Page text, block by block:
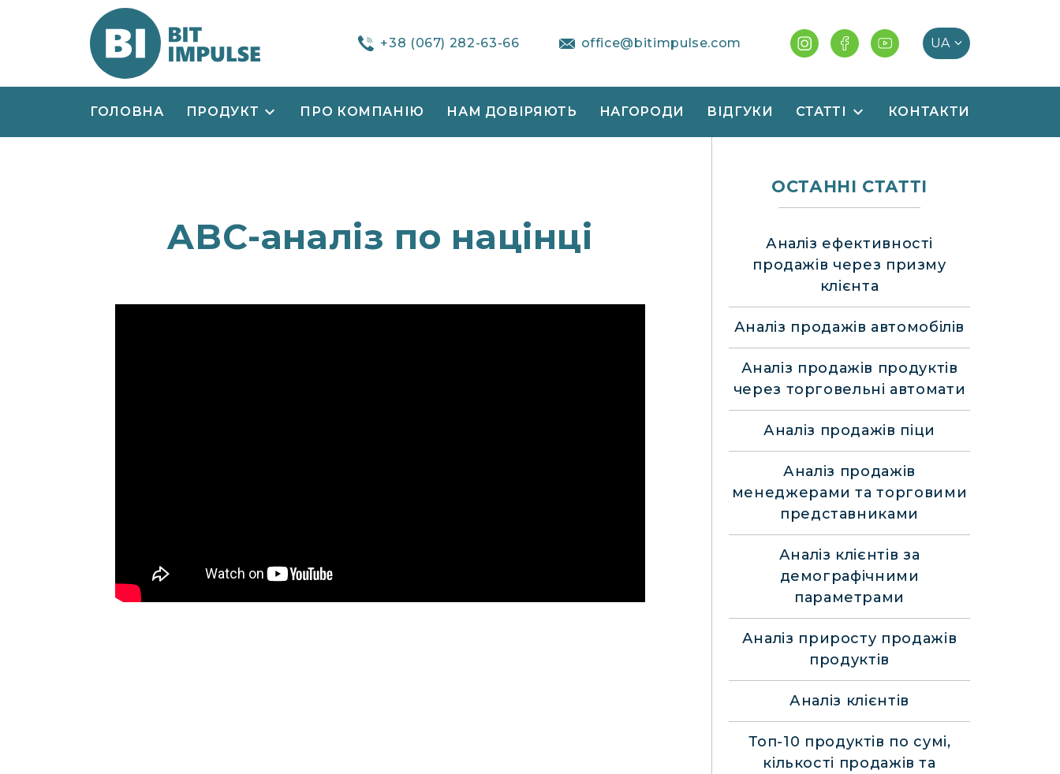
+38 (067) 282-63-66 office@bitimpulse.com
ГОЛОВНА ПРОДУКТ ПРО КОМПАНІЮ НАМ ДОВІРЯЮТЬ НАГОРОДИ ВІДГУКИ СТАТТІ КОНТАКТИ
ABC-аналіз по націнці
ОСТАННІ СТАТТІ
Аналіз ефективності
продажів через призму
клієнта
Аналіз продажів автомобілів
Аналіз продажів продуктів
через торговельні автомати
Аналіз продажів піци
Аналіз продажів
менеджерами та торговими
представниками
Аналіз клієнтів за
демографічними
параметрами
Аналіз приросту продажів
продуктів
Аналіз клієнтів
Топ-10 продуктів по сумі,
кількості продажів та